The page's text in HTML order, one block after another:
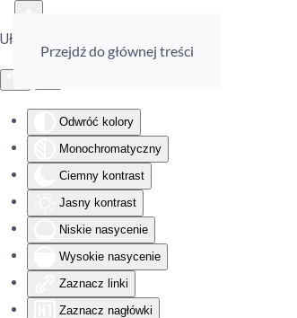
Ułatwienia dostępu
Odwróć kolory
Monochromatyczny
Ciemny kontrast
Jasny kontrast
Niskie nasycenie
Wysokie nasycenie
Zaznacz linki
Zaznacz nagłówki
Przejdź do głównej treści